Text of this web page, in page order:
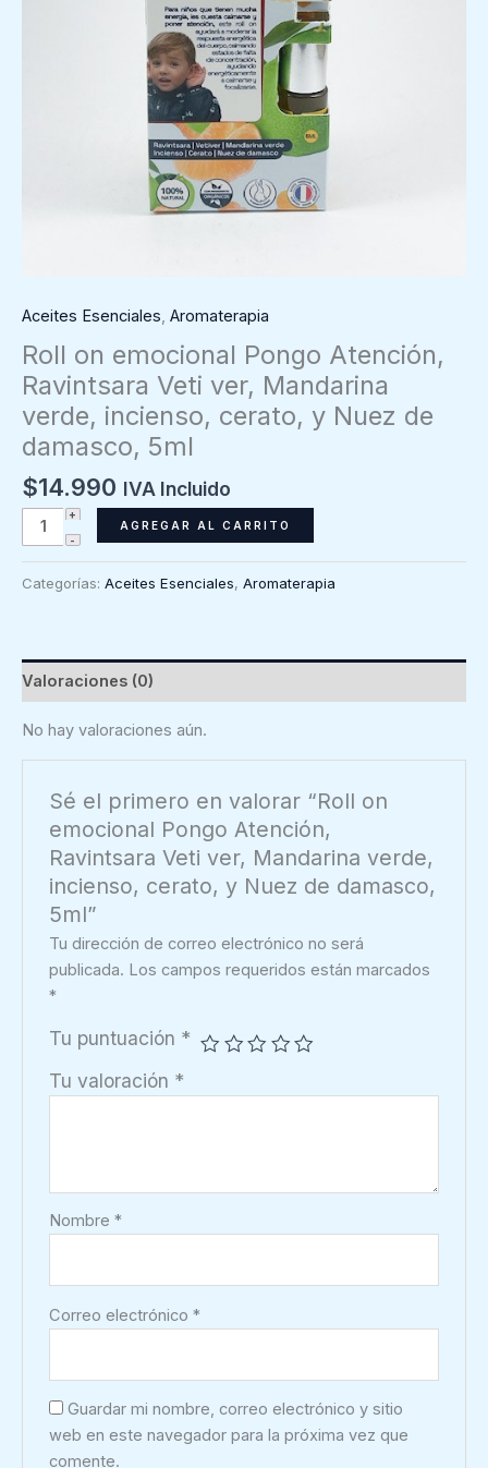
Aceites Esenciales, Aromaterapia
Roll on emocional Pongo Atención,
Ravintsara Veti ver, Mandarina
verde, incienso, cerato, y Nuez de
damasco, 5ml
$14.990 IVA Incluido
Roll
on
Pongo
Veti
ver,
Mandarina
verde,
cerato,
Nuez
damasco,
cantidad
AGREGAR AL CARRITO
Categorías: Aceites Esenciales, Aromaterapia
Valoraciones (0)
No hay valoraciones aún.
Sé el primero en valorar “Roll on
emocional Pongo Atención,
Ravintsara Veti ver, Mandarina verde,
incienso, cerato, y Nuez de damasco,
5ml”
Tu dirección de correo electrónico no será
publicada. Los campos requeridos están marcados
*
Tu puntuación *
Tu valoración *
Nombre*
Correo electrónico*
Guardar mi nombre, correo electrónico y sitio
web en este navegador para la próxima vez que
comente.